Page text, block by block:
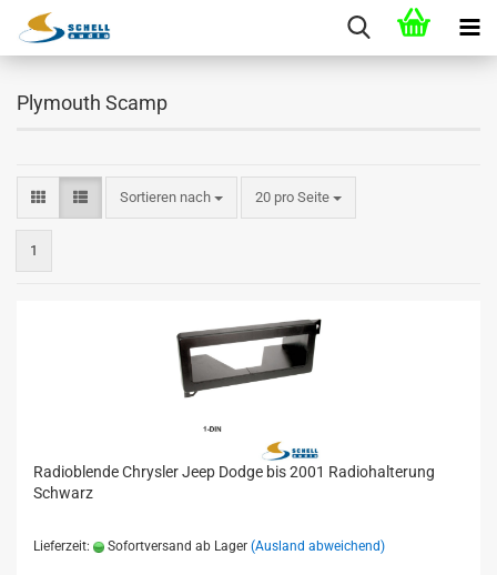
Plymouth Scamp
Sortieren nach 20 pro Seite
1
Radioblende Chrysler Jeep Dodge bis 2001 Radiohalterung
Schwarz
Lieferzeit: Sofortversand ab Lager (Ausland abweichend)